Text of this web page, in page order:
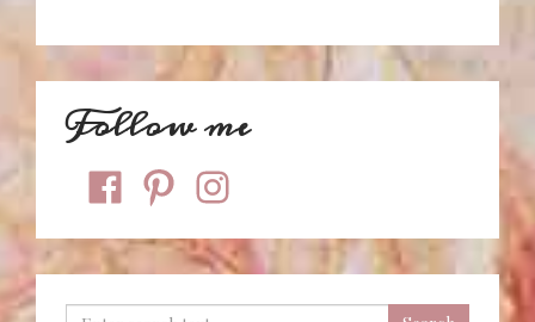
Follow me
facebookpinterestinstagram